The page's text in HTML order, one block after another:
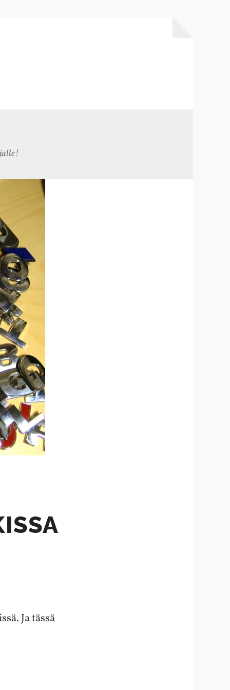
Ja tässä